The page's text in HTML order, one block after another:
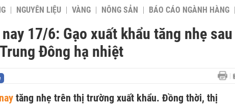
NGUYÊN LIỆU VÀNG NÔNG SẢN BÁO CÁO NGÀNH HÀNG
17/6: Gạo xuất khẩu tăng nhẹ sau
Đông hạ nhiệt
tăng nhẹ trên thị trường xuất khẩu. Đồng thời, thị